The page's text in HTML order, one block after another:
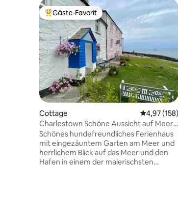
Beliebter Gäste-Favorit.
Gäste-Favorit
Cottage
4,97 (158)
Charlestown Schöne Aussicht auf Meer
und Hafen.
Schönes hundefreundliches Ferienhaus
mit eingezäuntem Garten am Meer und
herrlichem Blick auf das Meer und den
Hafen in einem der malerischsten